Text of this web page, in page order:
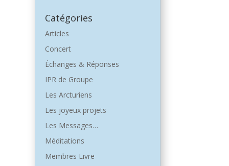
Catégories
Articles
Concert
Échanges & Réponses
IPR de Groupe
Les Arcturiens
Les joyeux projets
Les Messages…
Méditations
Membres Livre